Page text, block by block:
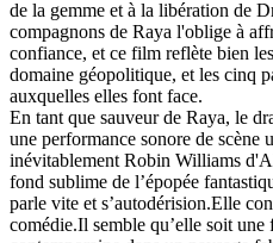
de la gemme et à la libération de
compagnons de Raya l'oblige à
confiance, et ce film reflète bien
domaine géopolitique, et les cinq
auxquelles elles font face.
En tant que sauveur de Raya, le
une performance sonore de scène
inévitablement Robin Williams
fond sublime de l’épopée
parle vite et s’autodérision.Elle
comédie.Il semble qu’elle soit une